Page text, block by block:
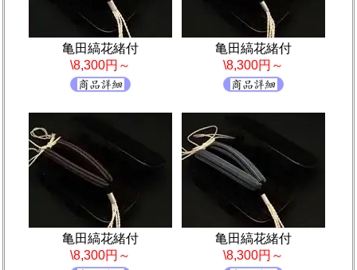
亀田縞花緒付
\8,300円～
亀田縞花緒付
\8,300円～
亀田縞花緒付
\8,300円～
亀田縞花緒付
\8,300円～